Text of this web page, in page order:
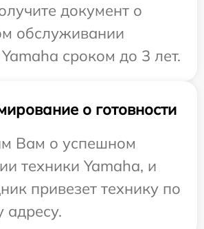
документ о
обслуживании
сроком до 3 лет.
о готовности
Вам о успешном
техники Yamaha, и
привезет технику по
адресу.